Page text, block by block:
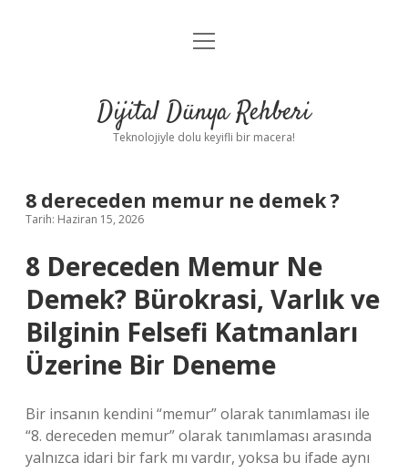
Anasayfa
Yasal Uyarı
menüyü
Dijital Dünya Rehberi
Teknolojiyle dolu keyifli bir macera!
8 dereceden memur ne demek ?
Tarih: Haziran 15, 2026
8 Dereceden Memur Ne
Demek? Bürokrasi, Varlık ve
Bilginin Felsefi Katmanları
Üzerine Bir Deneme
Bir insanın kendini “memur” olarak tanımlaması ile
“8. dereceden memur” olarak tanımlaması arasında
yalnızca idari bir fark mı vardır, yoksa bu ifade aynı